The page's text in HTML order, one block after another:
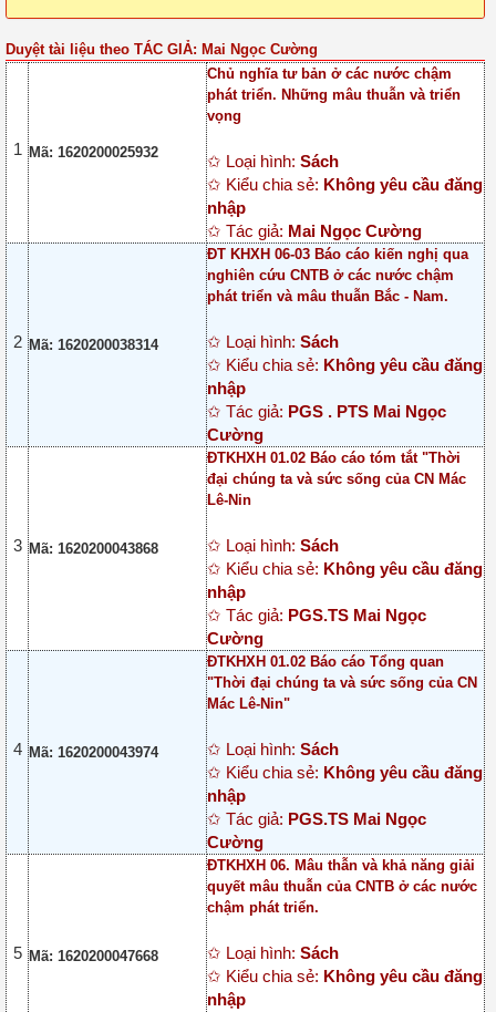
Duyệt tài liệu theo TÁC GIẢ: Mai Ngọc Cường
1 Mã: 1620200025932
Chủ nghĩa tư bản ở các nước chậm
phát triển. Những mâu thuẫn và triển
vọng
✩ Loại hình: Sách
✩ Kiểu chia sẻ: Không yêu cầu đăng
nhập
✩ Tác giả: Mai Ngọc Cường
2 Mã: 1620200038314
ĐT KHXH 06-03 Báo cáo kiến nghị qua
nghiên cứu CNTB ở các nước chậm
phát triển và mâu thuẫn Bắc - Nam.
✩ Loại hình: Sách
✩ Kiểu chia sẻ: Không yêu cầu đăng
nhập
✩ Tác giả: PGS . PTS Mai Ngọc
Cường
3 Mã: 1620200043868
ĐTKHXH 01.02 Báo cáo tóm tắt "Thời
đại chúng ta và sức sống của CN Mác
Lê-Nin
✩ Loại hình: Sách
✩ Kiểu chia sẻ: Không yêu cầu đăng
nhập
✩ Tác giả: PGS.TS Mai Ngọc
Cường
4 Mã: 1620200043974
ĐTKHXH 01.02 Báo cáo Tổng quan
"Thời đại chúng ta và sức sống của CN
Mác Lê-Nin"
✩ Loại hình: Sách
✩ Kiểu chia sẻ: Không yêu cầu đăng
nhập
✩ Tác giả: PGS.TS Mai Ngọc
Cường
5 Mã: 1620200047668
ĐTKHXH 06. Mâu thẫn và khả năng giải
quyết mâu thuẫn của CNTB ở các nước
chậm phát triển.
✩ Loại hình: Sách
✩ Kiểu chia sẻ: Không yêu cầu đăng
nhập